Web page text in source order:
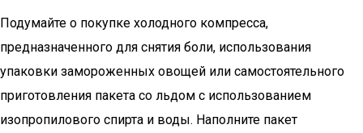
Подумайте о покупке холодного компресса,
предназначенного для снятия боли, использования
упаковки замороженных овощей или самостоятельного
приготовления пакета со льдом с использованием
изопропилового спирта и воды. Наполните пакет